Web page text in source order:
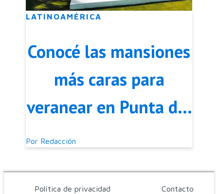
LATINOAMÉRICA
Conocé las mansiones
más caras para
veranear en Punta del
Por Redacción
Política de privacidad Contacto